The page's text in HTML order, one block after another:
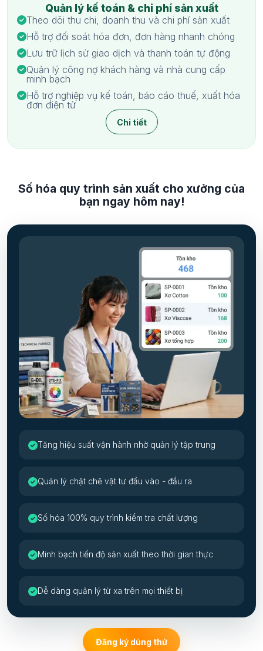
Quản lý kế toán & chi phí sản xuất
Theo dõi thu chi, doanh thu và chi phí sản xuất
Hỗ trợ đối soát hóa đơn, đơn hàng nhanh chóng
Lưu trữ lịch sử giao dịch và thanh toán tự động
Quản lý công nợ khách hàng và nhà cung cấp
minh bạch
Hỗ trợ nghiệp vụ kế toán, báo cáo thuế, xuất hóa
đơn điện tử
Chi tiết
Số hóa quy trình sản xuất cho xưởng của
bạn ngay hôm nay!
Tăng hiệu suất vận hành nhờ quản lý tập trung
Quản lý chặt chẽ vật tư đầu vào - đầu ra
Số hóa 100% quy trình kiểm tra chất lượng
Minh bạch tiến độ sản xuất theo thời gian thực
Dễ dàng quản lý từ xa trên mọi thiết bị
Đăng ký dùng thử